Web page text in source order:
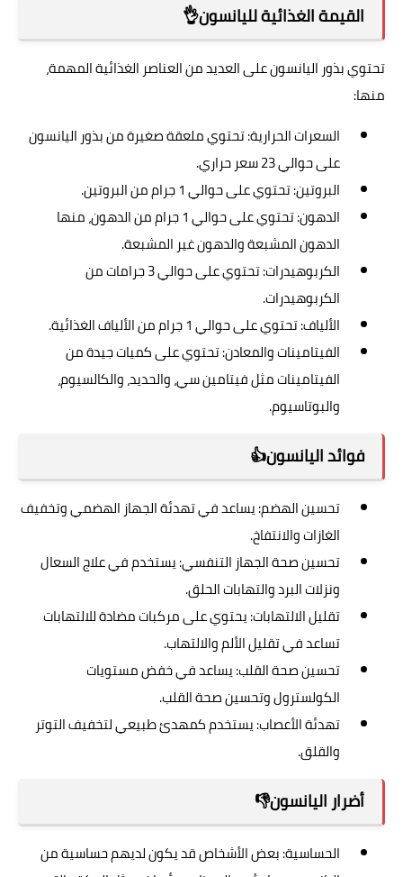
القيمة الغذائية لليانسون👌
تحتوي بذور اليانسون على العديد من العناصر الغذائية المهمة،
منها:
السعرات الحرارية: تحتوي ملعقة صغيرة من بذور اليانسون
على حوالي 23 سعر حراري.
البروتين: تحتوي على حوالي 1 جرام من البروتين.
الدهون: تحتوي على حوالي 1 جرام من الدهون، منها
الدهون المشبعة والدهون غير المشبعة.
الكربوهيدرات: تحتوي على حوالي 3 جرامات من
الكربوهيدرات.
الألياف: تحتوي على حوالي 1 جرام من الألياف الغذائية.
الفيتامينات والمعادن: تحتوي على كميات جيدة من
الفيتامينات مثل فيتامين سي، والحديد، والكالسيوم،
والبوتاسيوم.
فوائد اليانسون👍
تحسين الهضم: يساعد في تهدئة الجهاز الهضمي وتخفيف
الغازات والانتفاخ.
تحسين صحة الجهاز التنفسي: يستخدم في علاج السعال
ونزلات البرد والتهابات الحلق.
تقليل الالتهابات: يحتوي على مركبات مضادة للالتهابات
تساعد في تقليل الألم والالتهاب.
تحسين صحة القلب: يساعد في خفض مستويات
الكولسترول وتحسين صحة القلب.
تهدئة الأعصاب: يستخدم كمهدئ طبيعي لتخفيف التوتر
والقلق.
أضرار اليانسون👎
الحساسية: بعض الأشخاص قد يكون لديهم حساسية من